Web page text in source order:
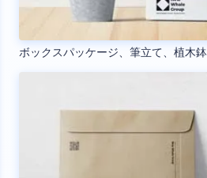
ボックスパッケージ、筆立て、植木鉢